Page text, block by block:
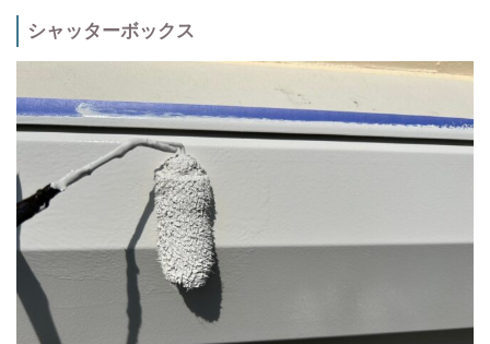
シャッターボックス